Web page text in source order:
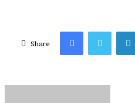
Share
Facebook